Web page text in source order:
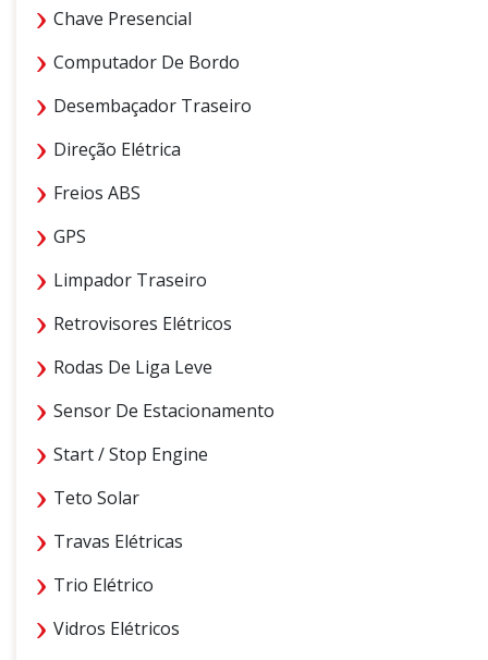
Chave Presencial
Computador De Bordo
Desembaçador Traseiro
Direção Elétrica
Freios ABS
GPS
Limpador Traseiro
Retrovisores Elétricos
Rodas De Liga Leve
Sensor De Estacionamento
Start / Stop Engine
Teto Solar
Travas Elétricas
Trio Elétrico
Vidros Elétricos